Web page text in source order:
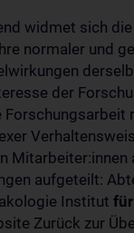
widmet sich
normaler und
der
Mitarbeiter:innen
aufgeteilt:
Institut für
Zurück zur